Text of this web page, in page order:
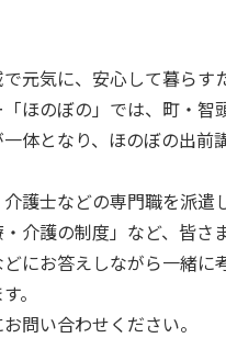
元気に、安心して暮らす
ほのぼの」では、町・智
体となり、ほのぼの出前
護士などの専門職を派遣
介護の制度」など、皆さ
にお答えしながら一緒に
。
問い合わせください。